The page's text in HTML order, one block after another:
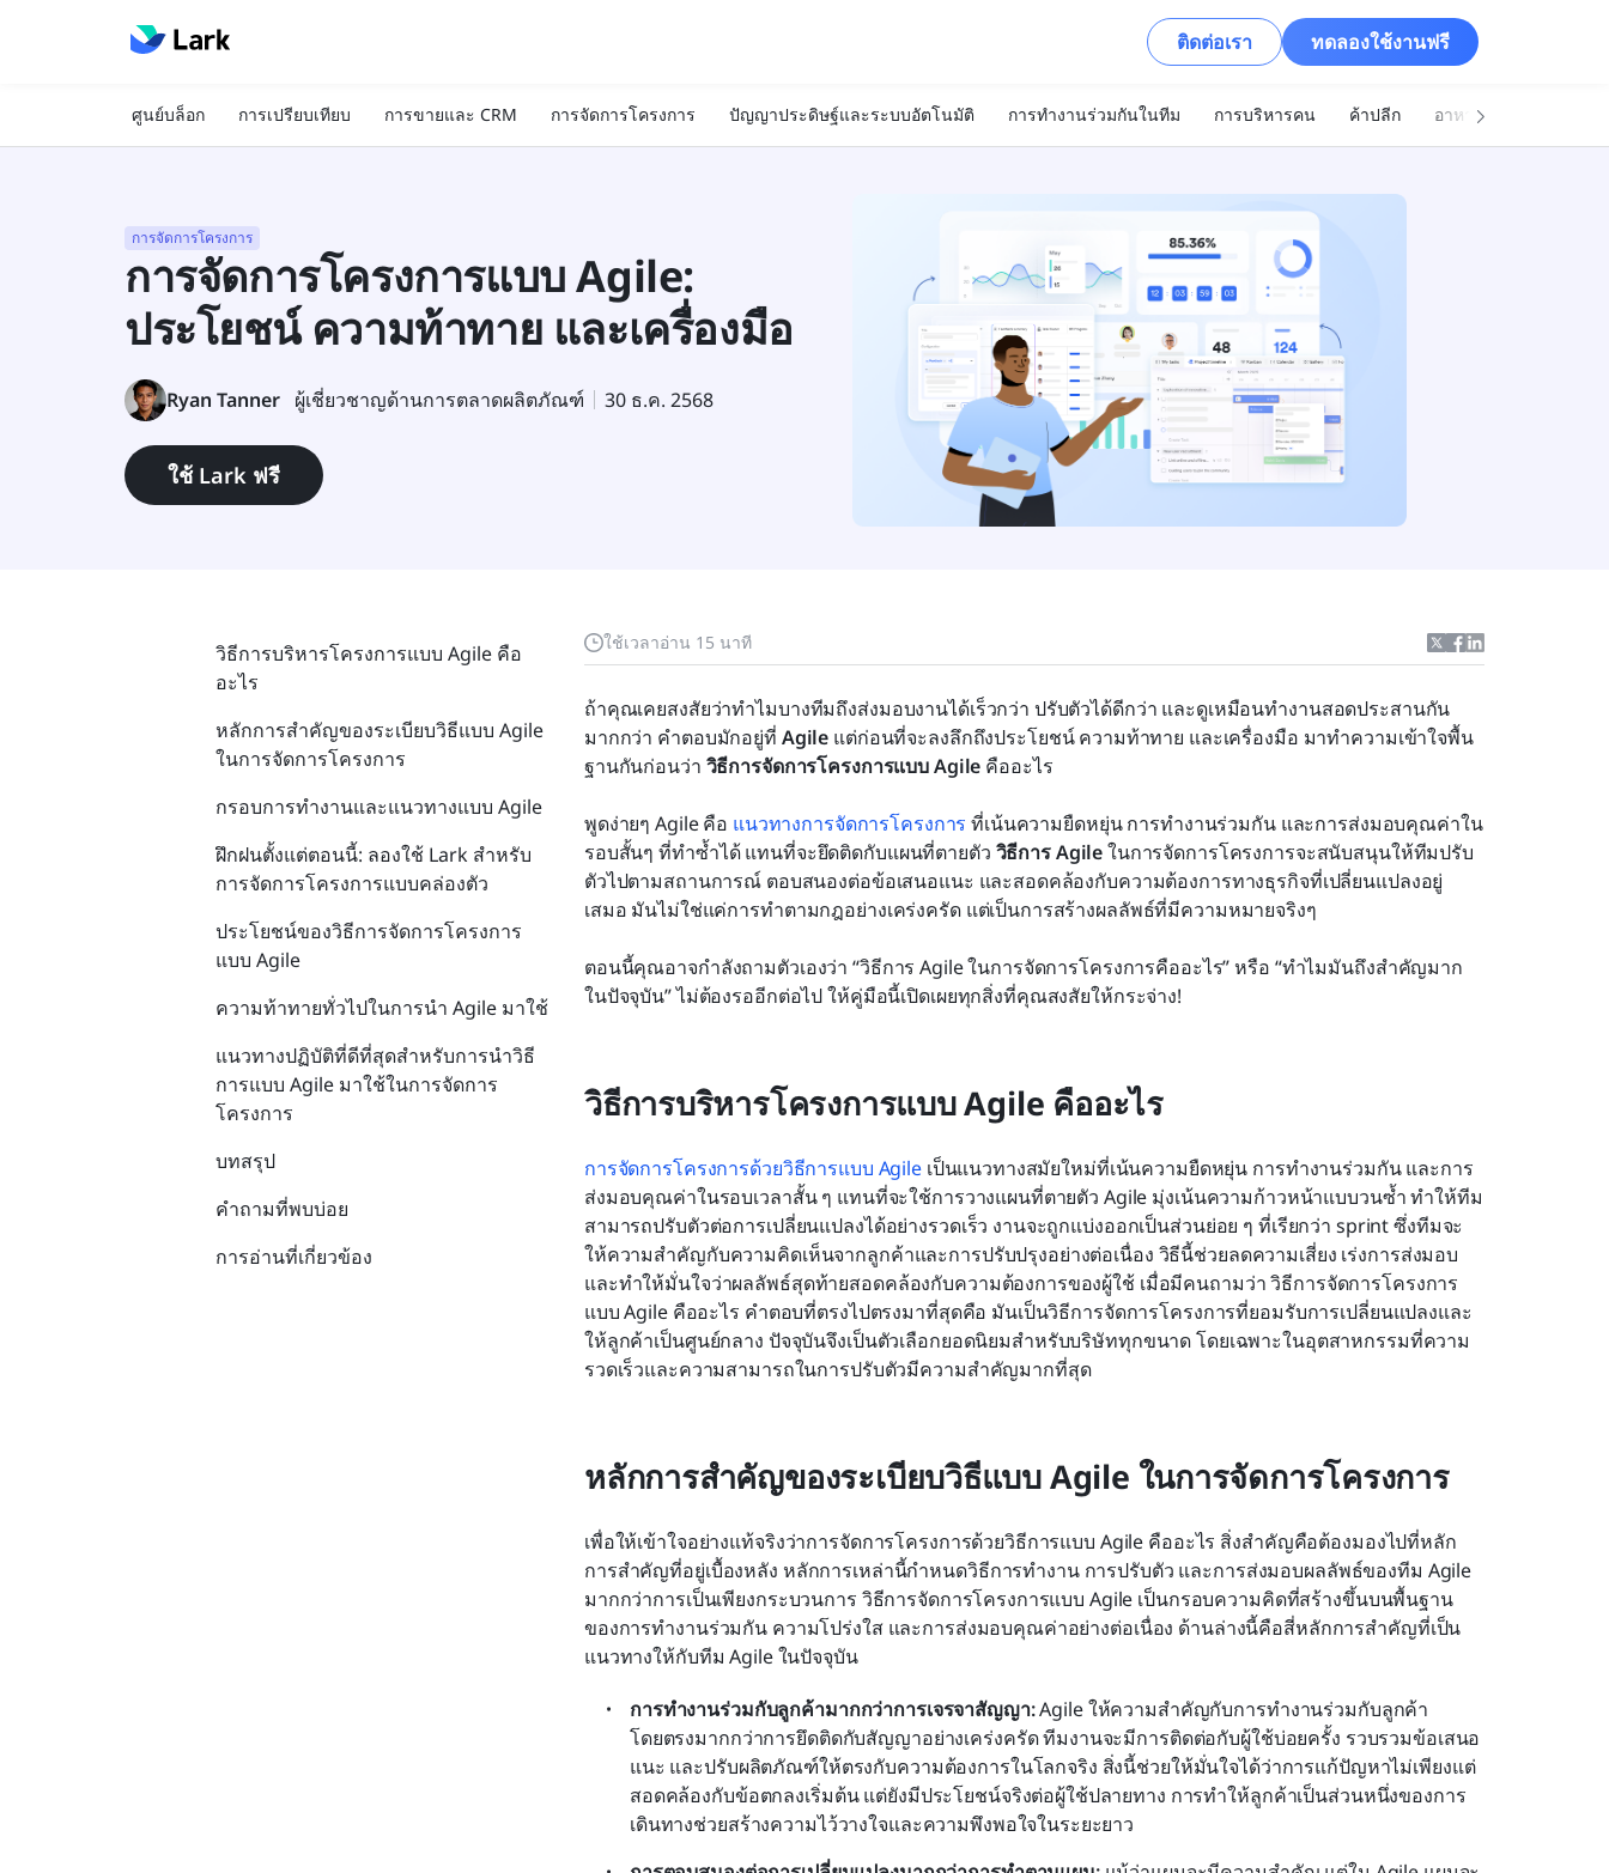
ติดต่อเรา ทดลองใช้งานฟรี
ศูนย์บล็อก การเปรียบเทียบ การขายและ CRM การจัดการโครงการ ปัญญาประดิษฐ์และระบบอัตโนมัติ การทำงานร่วมกันในทีม การบริหารคน ค้าปลีก อาหารและเครื่องดื่ม
การจัดการโครงการ
การจัดการโครงการแบบ Agile:
ประโยชน์ ความท้าทาย และเครื่องมือ
Ryan Tanner ผู้เชี่ยวชาญด้านการตลาดผลิตภัณฑ์ 30 ธ.ค. 2568
ใช้ Lark ฟรี
ใช้เวลาอ่าน 15 นาที
ถ้าคุณเคยสงสัยว่าทำไมบางทีมถึงส่งมอบงานได้เร็วกว่า ปรับตัวได้ดีกว่า และดูเหมือนทำงานสอดประสานกัน
มากกว่า คำตอบมักอยู่ที่ Agile แต่ก่อนที่จะลงลึกถึงประโยชน์ ความท้าทาย และเครื่องมือ มาทำความเข้าใจพื้น
ฐานกันก่อนว่า วิธีการจัดการโครงการแบบ Agile คืออะไร
พูดง่ายๆ Agile คือ แนวทางการจัดการโครงการ ที่เน้นความยืดหยุ่น การทำงานร่วมกัน และการส่งมอบคุณค่าใน
รอบสั้นๆ ที่ทำซ้ำได้ แทนที่จะยึดติดกับแผนที่ตายตัว วิธีการ Agile ในการจัดการโครงการจะสนับสนุนให้ทีมปรับ
ตัวไปตามสถานการณ์ ตอบสนองต่อข้อเสนอแนะ และสอดคล้องกับความต้องการทางธุรกิจที่เปลี่ยนแปลงอยู่
เสมอ มันไม่ใช่แค่การทำตามกฎอย่างเคร่งครัด แต่เป็นการสร้างผลลัพธ์ที่มีความหมายจริงๆ
ตอนนี้คุณอาจกำลังถามตัวเองว่า “วิธีการ Agile ในการจัดการโครงการคืออะไร” หรือ “ทำไมมันถึงสำคัญมาก
ในปัจจุบัน” ไม่ต้องรออีกต่อไป ให้คู่มือนี้เปิดเผยทุกสิ่งที่คุณสงสัยให้กระจ่าง!
วิธีการบริหารโครงการแบบ Agile คืออะไร
การจัดการโครงการด้วยวิธีการแบบ Agile เป็นแนวทางสมัยใหม่ที่เน้นความยืดหยุ่น การทำงานร่วมกัน และการ
ส่งมอบคุณค่าในรอบเวลาสั้น ๆ แทนที่จะใช้การวางแผนที่ตายตัว Agile มุ่งเน้นความก้าวหน้าแบบวนซ้ำ ทำให้ทีม
สามารถปรับตัวต่อการเปลี่ยนแปลงได้อย่างรวดเร็ว งานจะถูกแบ่งออกเป็นส่วนย่อย ๆ ที่เรียกว่า sprint ซึ่งทีมจะ
ให้ความสำคัญกับความคิดเห็นจากลูกค้าและการปรับปรุงอย่างต่อเนื่อง วิธีนี้ช่วยลดความเสี่ยง เร่งการส่งมอบ
และทำให้มั่นใจว่าผลลัพธ์สุดท้ายสอดคล้องกับความต้องการของผู้ใช้ เมื่อมีคนถามว่า วิธีการจัดการโครงการ
แบบ Agile คืออะไร คำตอบที่ตรงไปตรงมาที่สุดคือ มันเป็นวิธีการจัดการโครงการที่ยอมรับการเปลี่ยนแปลงและ
ให้ลูกค้าเป็นศูนย์กลาง ปัจจุบันจึงเป็นตัวเลือกยอดนิยมสำหรับบริษัททุกขนาด โดยเฉพาะในอุตสาหกรรมที่ความ
รวดเร็วและความสามารถในการปรับตัวมีความสำคัญมากที่สุด
หลักการสำคัญของระเบียบวิธีแบบ Agile ในการจัดการโครงการ
เพื่อให้เข้าใจอย่างแท้จริงว่าการจัดการโครงการด้วยวิธีการแบบ Agile คืออะไร สิ่งสำคัญคือต้องมองไปที่หลัก
การสำคัญที่อยู่เบื้องหลัง หลักการเหล่านี้กำหนดวิธีการทำงาน การปรับตัว และการส่งมอบผลลัพธ์ของทีม Agile
มากกว่าการเป็นเพียงกระบวนการ วิธีการจัดการโครงการแบบ Agile เป็นกรอบความคิดที่สร้างขึ้นบนพื้นฐาน
ของการทำงานร่วมกัน ความโปร่งใส และการส่งมอบคุณค่าอย่างต่อเนื่อง ด้านล่างนี้คือสี่หลักการสำคัญที่เป็น
แนวทางให้กับทีม Agile ในปัจจุบัน
การทำงานร่วมกับลูกค้ามากกว่าการเจรจาสัญญา: Agile ให้ความสำคัญกับการทำงานร่วมกับลูกค้า
โดยตรงมากกว่าการยึดติดกับสัญญาอย่างเคร่งครัด ทีมงานจะมีการติดต่อกับผู้ใช้บ่อยครั้ง รวบรวมข้อเสนอ
แนะ และปรับผลิตภัณฑ์ให้ตรงกับความต้องการในโลกจริง สิ่งนี้ช่วยให้มั่นใจได้ว่าการแก้ปัญหาไม่เพียงแต่
สอดคล้องกับข้อตกลงเริ่มต้น แต่ยังมีประโยชน์จริงต่อผู้ใช้ปลายทาง การทำให้ลูกค้าเป็นส่วนหนึ่งของการ
เดินทางช่วยสร้างความไว้วางใจและความพึงพอใจในระยะยาว
วิธีการบริหารโครงการแบบ Agile คือ
อะไร
หลักการสำคัญของระเบียบวิธีแบบ Agile
ในการจัดการโครงการ
กรอบการทำงานและแนวทางแบบ Agile
ฝึกฝนตั้งแต่ตอนนี้: ลองใช้ Lark สำหรับ
การจัดการโครงการแบบคล่องตัว
ประโยชน์ของวิธีการจัดการโครงการ
แบบ Agile
ความท้าทายทั่วไปในการนำ Agile มาใช้
แนวทางปฏิบัติที่ดีที่สุดสำหรับการนำวิธี
การแบบ Agile มาใช้ในการจัดการ
โครงการ
บทสรุป
คำถามที่พบบ่อย
การอ่านที่เกี่ยวข้อง